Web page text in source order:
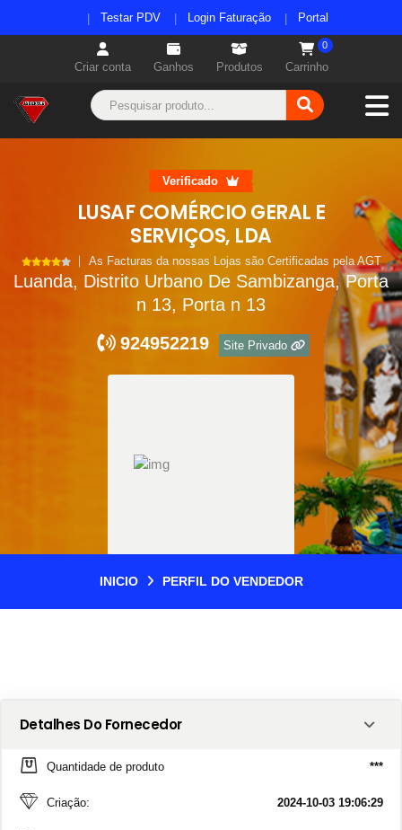
Testar PDV Login Faturação Portal
Criar conta Ganhos Produtos Carrinho
0
Verificado
LUSAF COMÉRCIO GERAL E
SERVIÇOS, LDA
As Facturas da nossas Lojas são Certificadas pela AGT
Luanda, Distrito Urbano De Sambizanga, Porta
n 13, Porta n 13
924952219
Site Privado
INICIO PERFIL DO VENDEDOR
Detalhes Do Fornecedor
Quantidade de produto ***
Criação: 2024-10-03 19:06:29